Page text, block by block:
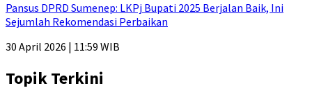
Pansus DPRD Sumenep: LKPj Bupati 2025 Berjalan Baik, Ini
Sejumlah Rekomendasi Perbaikan
30 April 2026 | 11:59 WIB
Topik Terkini